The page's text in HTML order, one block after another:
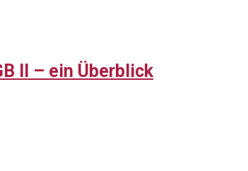
II – ein Überblick